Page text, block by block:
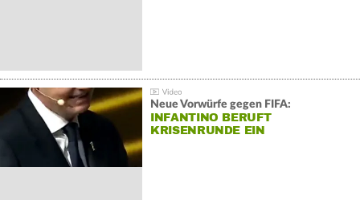
Neue Vorwürfe gegen FIFA:
INFANTINO BERUFT
KRISENRUNDE EIN